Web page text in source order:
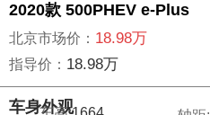
2020款 500PHEV e-Plus
北京市场价： 18.98万
指导价： 18.98万
车身外观